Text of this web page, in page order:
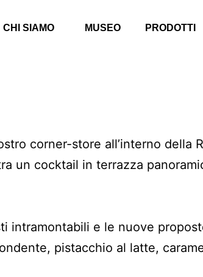
CHI SIAMO MUSEO PRODOTTI
corner-store all’interno della
un cocktail in terrazza
intramontabili e le nuove
pistacchio al latte,